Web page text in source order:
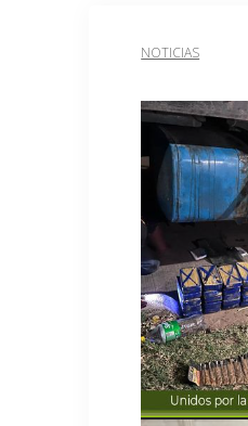
NOTICIAS